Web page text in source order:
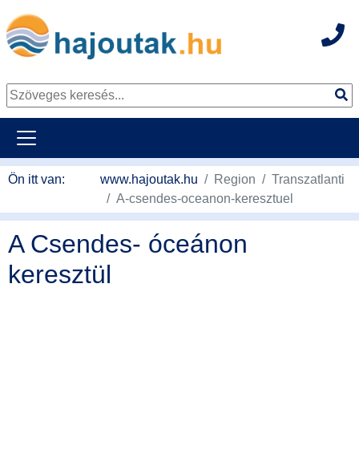
Ön itt van: www.hajoutak.hu Region
Transzatlanti
A-csendes-oceanon-keresztuel
A Csendes- óceánon
keresztül